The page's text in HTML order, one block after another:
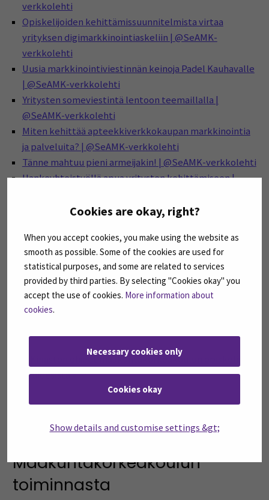
Cookies are okay, right?
When you accept cookies, you make using the website as
smooth as possible. Some of the cookies are used for
statistical purposes, and some are related to services
provided by third parties. By selecting "Cookies okay" you
accept the use of cookies. More information about
cookies.
Necessary cookies only
Cookies okay
Show details and customise settings &gt;
verkkolehti
Opiskelijoiden kehittämissuunnitelmista virtaa
yrityksen digimarkkinointiaskeliin | @SeAMK-
verkkolehti
Uusia markkinointiviestinnän keinoja Padel Kauhavalle
| @SeAMK-verkkolehti
Yritysten someviestintä lentoon teemaillalla |
@SeAMK-verkkolehti
Miten kehittää apteekkiverkkokaupan markkinointia
ja palveluita? | @SeAMK-verkkolehti
Tänne mahtuu pieni armeijakin! | @SeAMK-verkkolehti
Hankeyhteistyöllä apua yritysten kehittämiseen |
Tutustu Julkaisut@SEAMK-sivuston muuhun sisältöön
täällä
(Avautuu uuteen ikkunaan)
.
Kirjastopalvelut
Lue Kirjaston ohjeet maakuntakorkeakoulun opiskelijalle
LibGuidesista »
(Avautuu uuteen ikkunaan)
Maakuntakorkeakoulun
toiminnasta